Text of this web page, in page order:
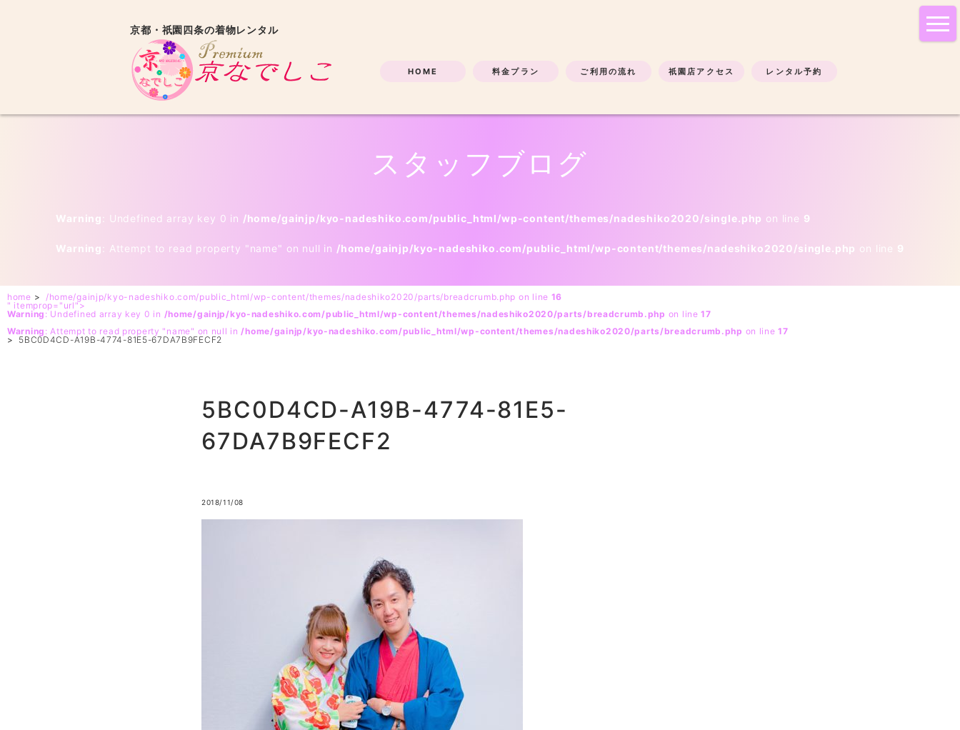
京都・祇園四条の着物レンタル
HOME 料金プラン ご利用の流れ 祇園店アクセス レンタル予約
スタッフブログ
Warning: Undefined array key 0 in /home/gainjp/kyo-nadeshiko.com/public_html/wp-content/themes/nadeshiko2020/single.php on line 9
Warning: Attempt to read property "name" on null in /home/gainjp/kyo-nadeshiko.com/public_html/wp-content/themes/nadeshiko2020/single.php on line 9
home > /home/gainjp/kyo-nadeshiko.com/public_html/wp-content/themes/nadeshiko2020/parts/breadcrumb.php on line 16
" itemprop="url">
Warning : Undefined array key 0 in /home/gainjp/kyo-nadeshiko.com/public_html/wp-content/themes/nadeshiko2020/parts/breadcrumb.php on line17
Warning : Attempt to read property "name" on null in/home/gainjp/kyo-nadeshiko.com/public_html/wp-content/themes/nadeshiko2020/parts/breadcrumb.php on line17
> 5BC0D4CD-A19B-4774-81E5-67DA7B9FECF2
5BC0D4CD-A19B-4774-81E5-
67DA7B9FECF2
2018/11/08